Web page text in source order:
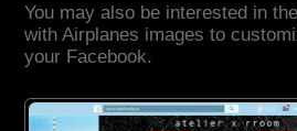
You may also be interested in
with Airplanes images to
your Facebook.